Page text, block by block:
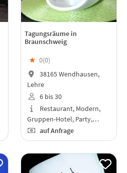
Tagungsräume in
Braunschweig
★ 0(0)
38165 Wendhausen,
Lehre
6 bis 30
Restaurant, Modern,
Gruppen-Hotel, Party,…
auf Anfrage